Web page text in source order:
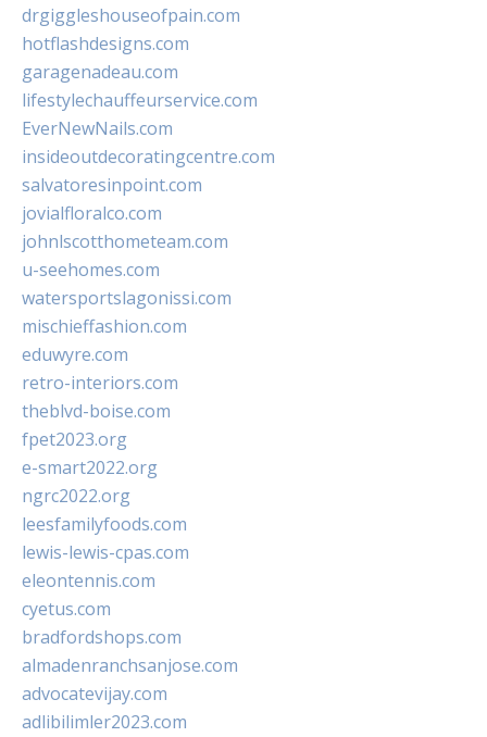
drgiggleshouseofpain.com
hotflashdesigns.com
garagenadeau.com
lifestylechauffeurservice.com
EverNewNails.com
insideoutdecoratingcentre.com
salvatoresinpoint.com
jovialfloralco.com
johnlscotthometeam.com
u-seehomes.com
watersportslagonissi.com
mischieffashion.com
eduwyre.com
retro-interiors.com
theblvd-boise.com
fpet2023.org
e-smart2022.org
ngrc2022.org
leesfamilyfoods.com
lewis-lewis-cpas.com
eleontennis.com
cyetus.com
bradfordshops.com
almadenranchsanjose.com
advocatevijay.com
adlibilimler2023.com